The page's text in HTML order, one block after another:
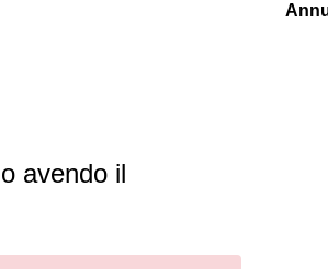
avendo il